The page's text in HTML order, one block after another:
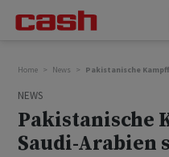
Home News Pakistanische
NEWS
Pakistanische
Saudi-